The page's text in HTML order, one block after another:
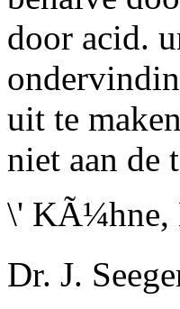
door acid.
uit te
niet aan de
\' KÃ¼hne,
Dr. J.